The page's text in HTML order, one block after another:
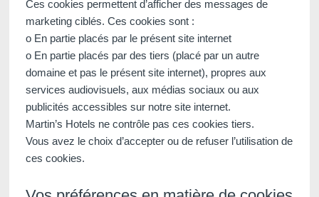
Ces cookies permettent d’afficher des messages de
marketing ciblés. Ces cookies sont :
o En partie placés par le présent site internet
o En partie placés par des tiers (placé par un autre
domaine et pas le présent site internet), propres aux
services audiovisuels, aux médias sociaux ou aux
publicités accessibles sur notre site internet.
Martin’s Hotels ne contrôle pas ces cookies tiers.
Vous avez le choix d’accepter ou de refuser l’utilisation de
ces cookies.